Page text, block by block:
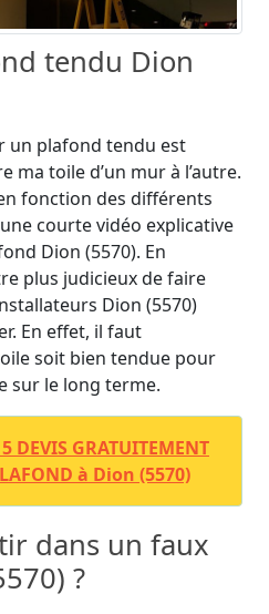
tendu Dion
un plafond tendu est
ma toile d’un mur à l’autre.
fonction des différents
courte vidéo explicative
Dion (5570). En
plus judicieux de faire
Dion (5570)
En effet, il faut
soit bien tendue pour
sur le long terme.
5 DEVIS GRATUITEMENT
à Dion (5570)
dans un faux
?